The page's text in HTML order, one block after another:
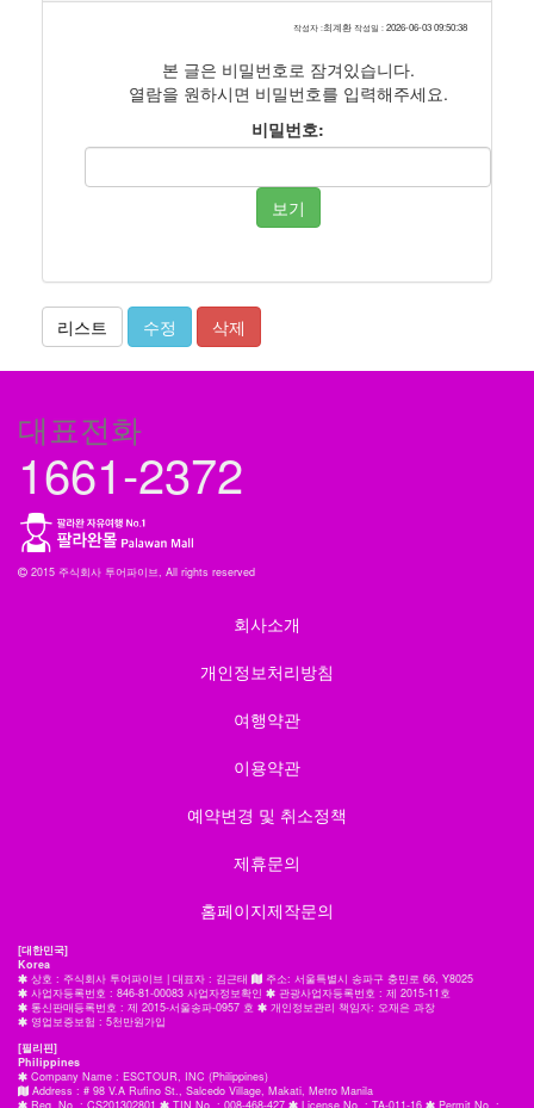
작성자 :최계환 작성일 : 2026-06-03 09:50:38
본 글은 비밀번호로 잠겨있습니다.
열람을 원하시면 비밀번호를 입력해주세요.
비밀번호:
보기
리스트 수정 삭제
대표전화
1661-2372
2015 주식회사 투어파이브, All rights reserved
회사소개
개인정보처리방침
여행약관
이용약관
예약변경 및 취소정책
제휴문의
홈페이지제작문의
[대한민국]
Korea
상호 : 주식회사 투어파이브 | 대표자 : 김근태
주소: 서울특별시 송파구 충민로 66, Y8025
사업자등록번호 : 846-81-00083 사업자정보확인
관광사업자등록번호 : 제 2015-11호
통신판매등록번호 : 제 2015-서울송파-0957 호
개인정보관리 책임자: 오재은 과장
영업보증보험 : 5천만원가입
[필리핀]
Philippines
Company Name : ESCTOUR, INC (Philippines)
Address : # 98 V.A Rufino St., Salcedo Village, Makati, Metro Manila